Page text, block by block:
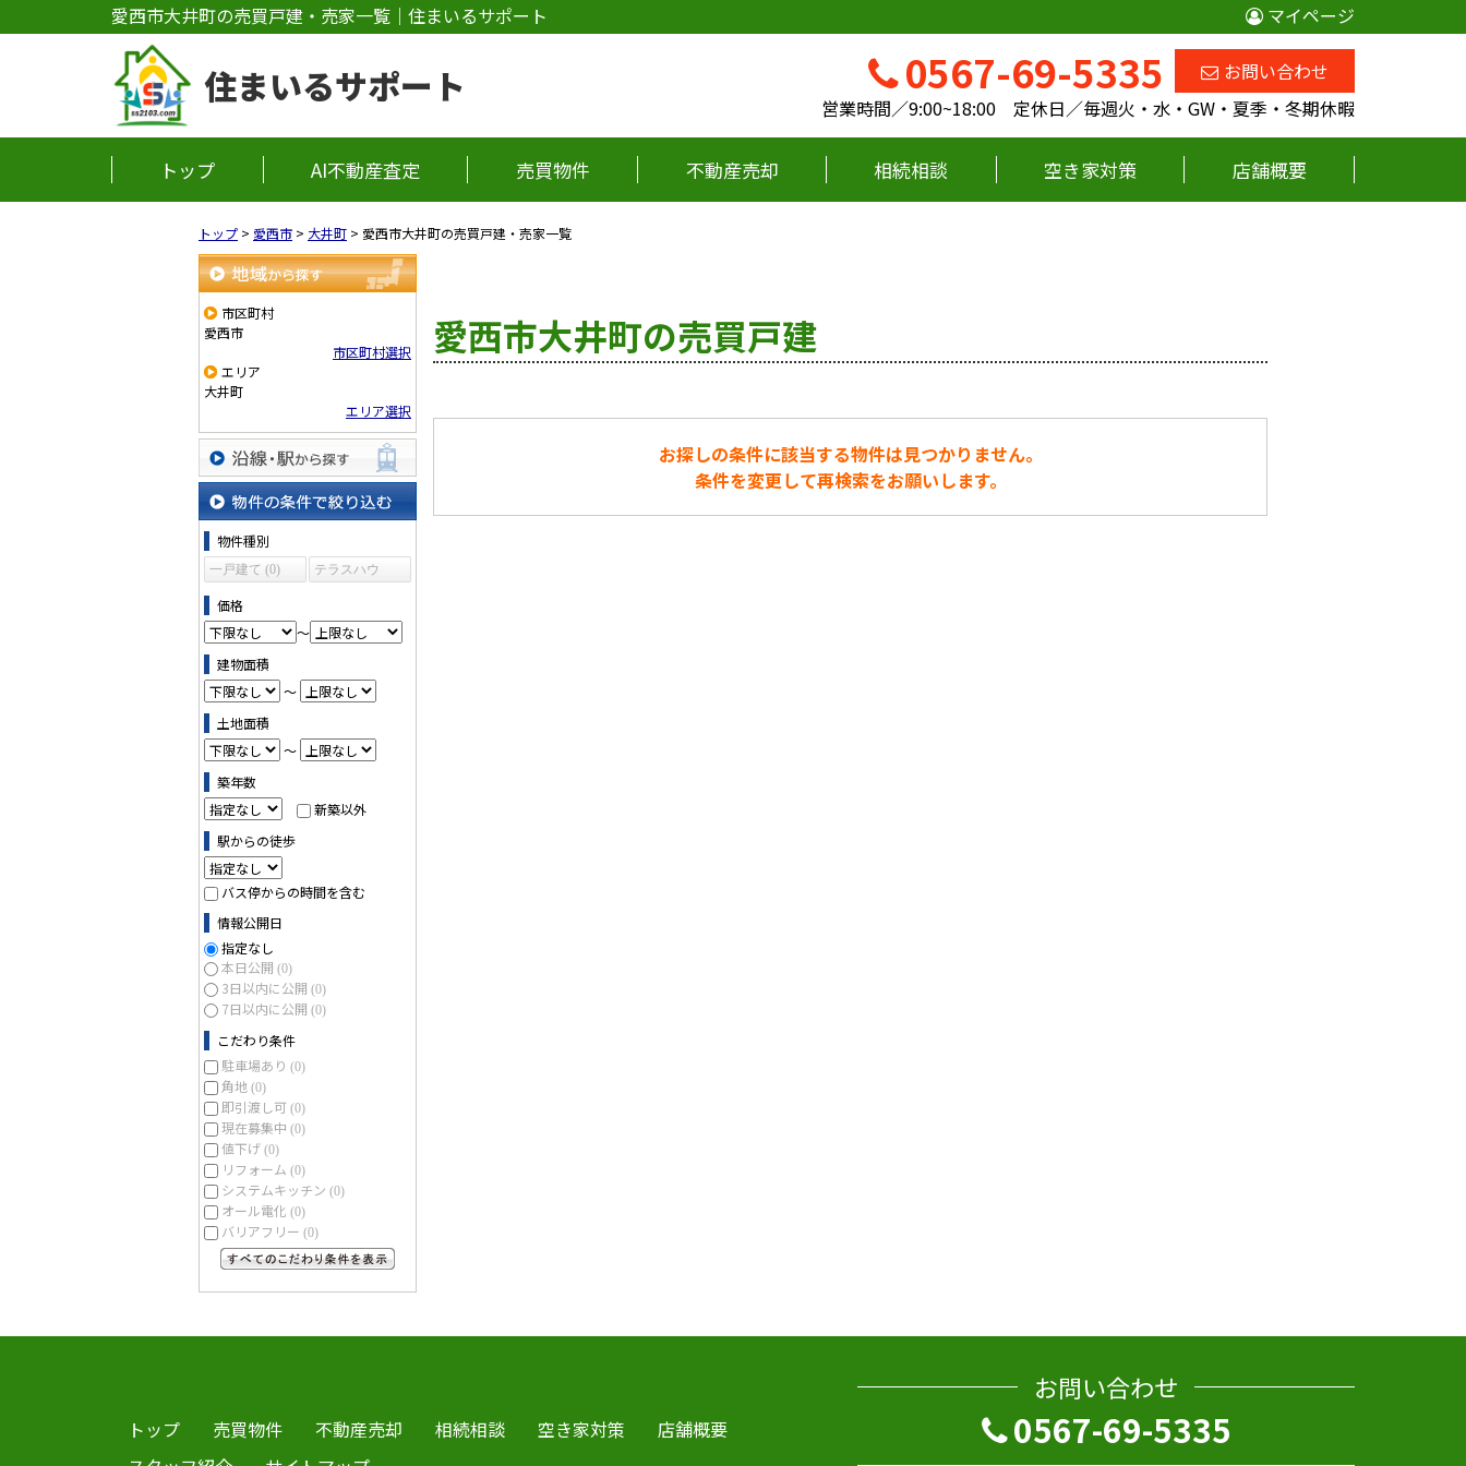
愛西市大井町の売買戸建・売家一覧｜住まいるサポート マイページ
住まいるサポート 0567-69-5335
お問い合わせ
営業時間／9:00~18:00 定休日／毎週火・水・GW・夏季・冬期休暇
トップ AI不動産査定 売買物件 不動産売却 相続相談 空き家対策 店舗概要
トップ > 愛西市 > 大井町 > 愛西市大井町の売買戸建・売家一覧
地域から探す
市区町村
愛西市
市区町村選択
エリア
大井町
エリア選択
沿線・駅から探す
物件の条件で絞り込む
物件種別
一戸建て (0)
テラスハウ
価格
～
建物面積
～
土地面積
～
築年数
新築以外
駅からの徒歩
バス停からの時間を含む
情報公開日
指定なし
本日公開 (0)
3日以内に公開 (0)
7日以内に公開 (0)
こだわり条件
駐車場あり (0)
角地 (0)
即引渡し可 (0)
現在募集中 (0)
値下げ (0)
リフォーム (0)
システムキッチン (0)
オール電化 (0)
バリアフリー (0)
愛西市大井町の売買戸建
お探しの条件に該当する物件は見つかりません。
条件を変更して再検索をお願いします。
トップ 売買物件 不動産売却 相続相談 空き家対策
店舗概要
お問い合わせ
0567-69-5335